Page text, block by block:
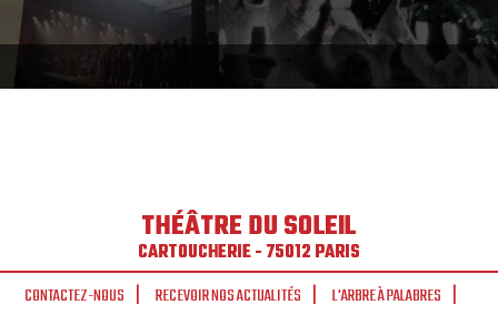
THÉÂTRE DU SOLEIL
CARTOUCHERIE - 75012 PARIS
CONTACTEZ-NOUS
RECEVOIR NOS ACTUALITÉS
L'ARBRE À PALABRES